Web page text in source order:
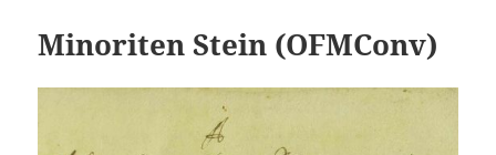
Minoriten Stein (OFMConv)